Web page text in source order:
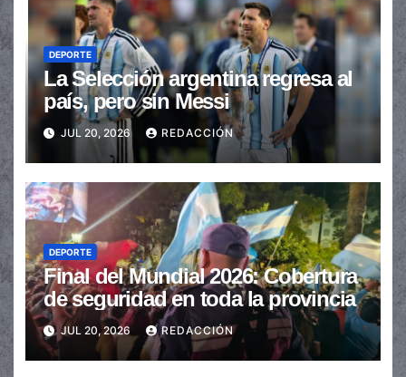
DEPORTE
La Selección argentina regresa al
país, pero sin Messi
JUL 20, 2026 REDACCIÓN
DEPORTE
Final del Mundial 2026: Cobertura
de seguridad en toda la provincia
JUL 20, 2026 REDACCIÓN